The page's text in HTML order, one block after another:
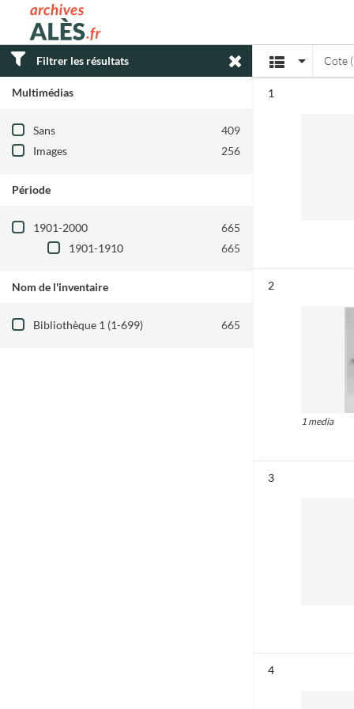
Archives municipales d'Alès
Filtrer les résultats
Multimédias
Filtre les résultats par : Multimédias
Sans
409
Images
256
Période
Filtre les résultats par : Période
1901-2000
665
1901-1910
665
Nom de l'inventaire
Filtre les résultats par : Nom de
Bibliothèque 1 (1-699) 665
AffichageCote
1
2
1 media
3
4